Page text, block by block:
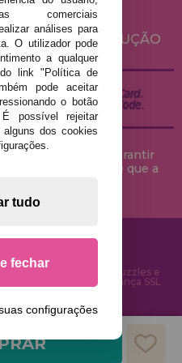
DE LIVRE RESOLUÇÃO
para garantir
peninsular, desde que a
Online para comprar Puzzles e
em 24 horas e segurança SSL
comerciais
análises para
O utilizador pode
a qualquer
link "Política de
pode aceitar
o botão
possível rejeitar
dos cookies
tudo
fechar
configurações